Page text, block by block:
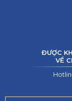
ĐƯỢC
VỀ